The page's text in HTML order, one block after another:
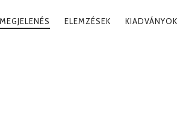
ELEMZÉSEK KIADVÁNYOK